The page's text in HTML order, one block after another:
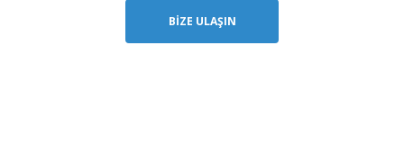
BIZE ULAŞIN